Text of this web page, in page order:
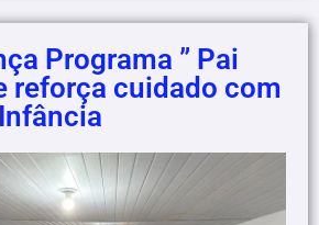
Programa ” Pai
reforça cuidado com